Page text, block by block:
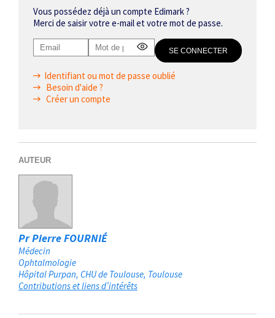
Vous possédez déjà un compte Edimark ?
Merci de saisir votre e-mail et votre mot de passe.
Identifiant ou mot de passe oublié
Besoin d'aide ?
Créer un compte
AUTEUR
Pr Pierre FOURNIÉ
Médecin
Ophtalmologie
Hôpital Purpan, CHU de Toulouse Toulouse
Contributions et liens d’intérêts